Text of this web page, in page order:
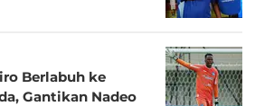
Berlabuh ke
Gantikan Nadeo